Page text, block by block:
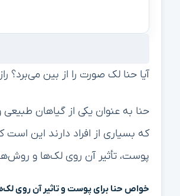
آیا حنا لک صورت را از بین
حنا به عنوان یکی از گیاهان
که بسیاری از افراد دارند این
پوست، تأثیر آن روی لک‌ها و
خواص حنا برای پوست و تاثیر آن روی